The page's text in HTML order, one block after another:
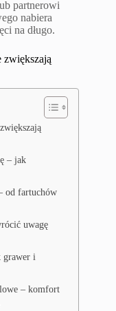
partnerowi
nabiera
na długo.
zwiększają
– jak
od fartuchów
uwagę
grawer i
– komfort